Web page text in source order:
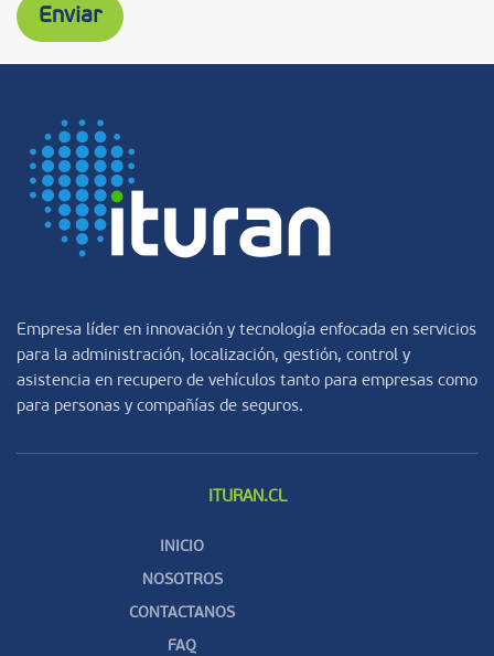
Empresa líder en innovación y tecnología enfocada en servicios
para la administración, localización, gestión, control y
asistencia en recupero de vehículos tanto para empresas como
para personas y compañías de seguros.
ITURAN.CL
INICIO
NOSOTROS
CONTACTANOS
FAQ